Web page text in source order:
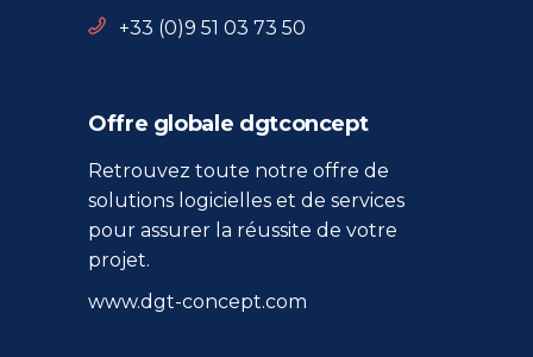
+33 (0)9 51 03 73 50
Offre globale dgtconcept
Retrouvez toute notre offre de
solutions logicielles et de services
pour assurer la réussite de votre
projet.
www.dgt-concept.com